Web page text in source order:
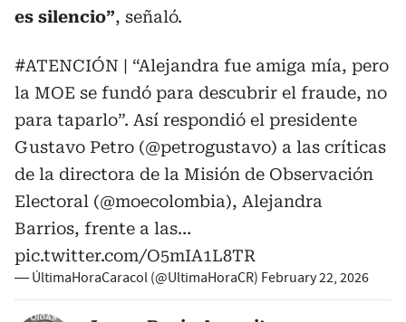
es silencio”, señaló.
#ATENCIÓN | “Alejandra fue amiga mía, pero
la MOE se fundó para descubrir el fraude, no
para taparlo”. Así respondió el presidente
Gustavo Petro (@petrogustavo) a las críticas
de la directora de la Misión de Observación
Electoral (@moecolombia), Alejandra
Barrios, frente a las…
pic.twitter.com/O5mIA1L8TR
— ÚltimaHoraCaracol (@UltimaHoraCR) February 22, 2026